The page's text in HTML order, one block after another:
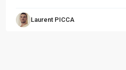
Laurent PICCA